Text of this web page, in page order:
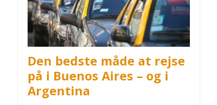
Den bedste måde at rejse
på i Buenos Aires – og i
Argentina